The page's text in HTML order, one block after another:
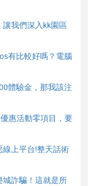
我們深入kk園區
有比較好嗎？電腦
體驗金，那我該注
惠活動零項目，要
上平台!整天話術
詐騙！這就是所